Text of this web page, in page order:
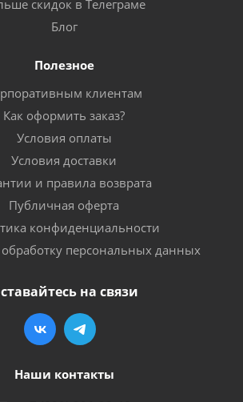
скидок в Телеграме
Блог
Полезное
клиентам
Как оформить заказ?
Условия оплаты
Условия доставки
и правила возврата
Публичная оферта
конфиденциальности
обработку персональных данных
на связи
Наши контакты